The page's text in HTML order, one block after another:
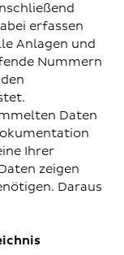
erfassen
Anlagen und
Nummern
Daten
Ihrer
zeigen
Daraus